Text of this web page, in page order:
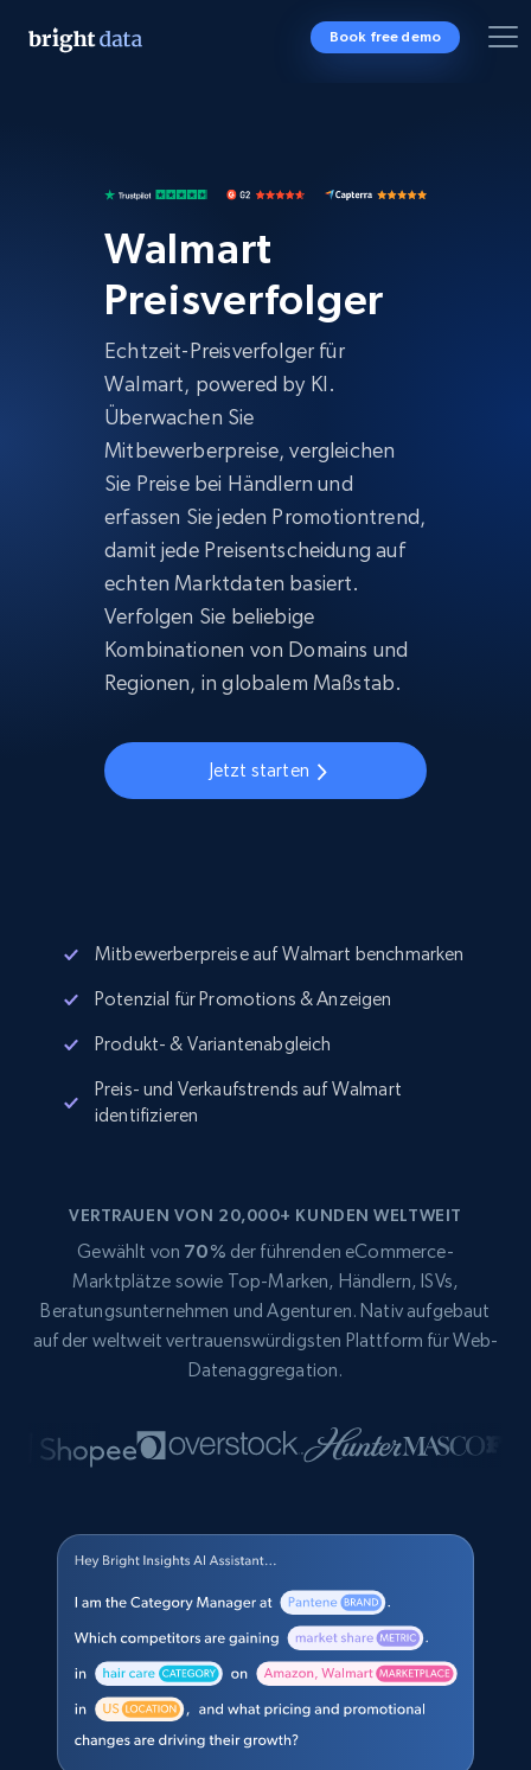
Book free demo
Walmart
Preisverfolger
Echtzeit-Preisverfolger für
Walmart, powered by KI.
Überwachen Sie
Mitbewerberpreise, vergleichen
Sie Preise bei Händlern und
erfassen Sie jeden Promotiontrend,
damit jede Preisentscheidung auf
echten Marktdaten basiert.
Verfolgen Sie beliebige
Kombinationen von Domains und
Regionen, in globalem Maßstab.
Jetzt starten
Mitbewerberpreise auf Walmart benchmarken
Potenzial für Promotions & Anzeigen
Produkt- & Variantenabgleich
Preis- und Verkaufstrends auf Walmart
identifizieren
VERTRAUEN VON 20,000+ KUNDEN WELTWEIT
Gewählt von 70% der führenden eCommerce-
Marktplätze sowie Top-Marken, Händlern, ISVs,
Beratungsunternehmen und Agenturen. Nativ aufgebaut
auf der weltweit vertrauenswürdigsten Plattform für Web-
Datenaggregation.